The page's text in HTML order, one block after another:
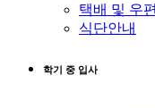
택배 및 우
식단안내
학기 중 입사